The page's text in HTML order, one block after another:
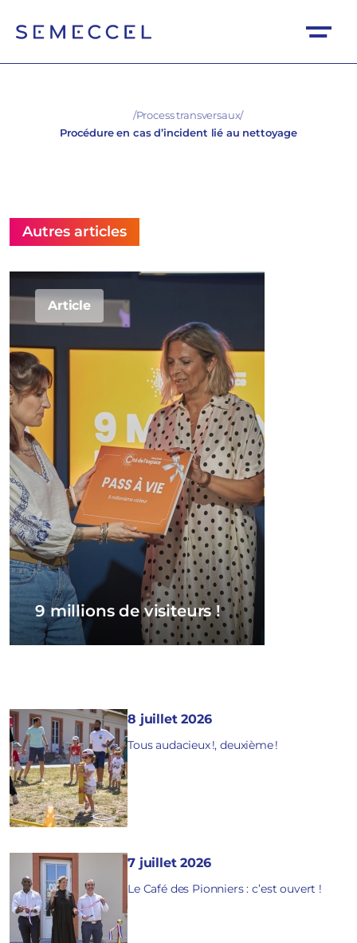
/Process transversaux/
Procédure en cas d’incident lié au nettoyage
Autres articles
Article
9 millions de visiteurs !
8 juillet 2026
Tous audacieux !, deuxième !
7 juillet 2026
Le Café des Pionniers : c’est ouvert !